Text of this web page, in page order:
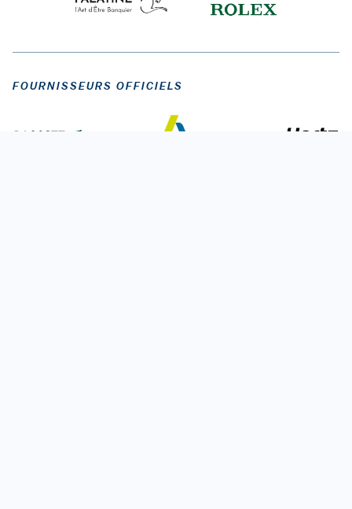
FOURNISSEURS OFFICIELS